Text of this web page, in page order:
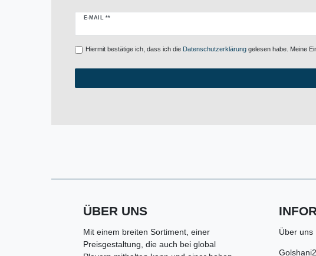
E-MAIL **
Newsletter
Hiermit bestätige ich, dass ich die Daten­schutz­erklärunggelesen habe. Meine
ÜBER UNS
Mit einem breiten Sortiment, einer
Preisgestaltung, die auch bei global
Über uns